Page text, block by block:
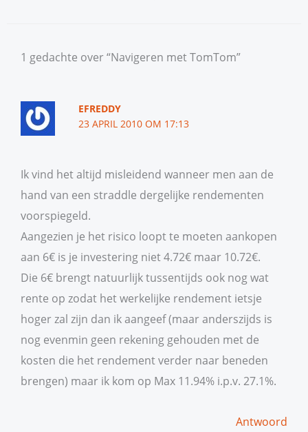
1 gedachte over “Navigeren met TomTom”
EFREDDY
23 APRIL 2010 OM 17:13
Ik vind het altijd misleidend wanneer men aan de
hand van een straddle dergelijke rendementen
voorspiegeld.
Aangezien je het risico loopt te moeten aankopen
aan 6€ is je investering niet 4.72€ maar 10.72€.
Die 6€ brengt natuurlijk tussentijds ook nog wat
rente op zodat het werkelijke rendement ietsje
hoger zal zijn dan ik aangeef (maar anderszijds is
nog evenmin geen rekening gehouden met de
kosten die het rendement verder naar beneden
brengen) maar ik kom op Max 11.94% i.p.v. 27.1%.
Antwoord